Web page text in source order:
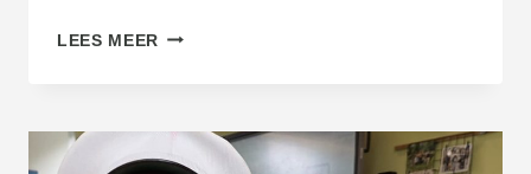
LEES MEER G
P
3